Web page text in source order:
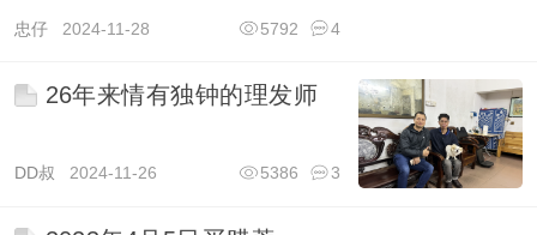
忠仔2024-11-28 4
5792
26年来情有独钟的理发师
DD叔 2024-11-26 3
5386